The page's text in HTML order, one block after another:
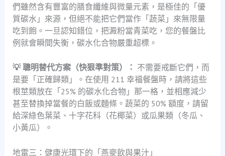
們雖然含有豐富的膳食纖維與微量元素，是極佳的「優
質碳水」來源，但絕不能把它們當作「蔬菜」來無限量
吃到飽。一旦認知錯位，把澱粉當青菜吃，您的餐盤比
例就會瞬間失衡，碳水化合物嚴重超標。
💡 聰明替代方案（快狠準對策）： 不需要戒斷它們，而
是要「正確歸類」。在使用 211 幸福餐盤時，請將這些
根莖類放在「25% 的碳水化合物」那一格，並相應減少
甚至替換掉當餐的白飯或麵條。蔬菜的 50% 額度，請留
給深綠色葉菜、十字花科（花椰菜）或瓜果類（冬瓜、
小黃瓜）。
地雷三：健康光環下的「燕麥飲與果汁」